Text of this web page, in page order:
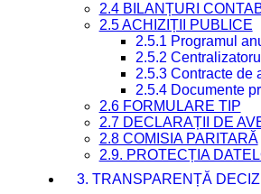
2.4 BILANȚURI
2.5 ACHIZIȚII PUBLICE
2.5.1 Programul
2.5.2
2.5.3 Contracte de
2.5.4 Documente
2.6 FORMULARE TIP
2.7 DECLARAȚII DE
2.8 COMISIA PARITARĂ
2.9. PROTECȚIA
3. TRANSPARENȚĂ